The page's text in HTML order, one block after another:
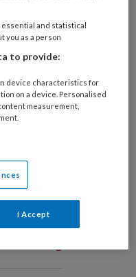
lezen?
aan en lees 2
maand
essential and statistical
you as a person
to provide:
device characteristics for
on a device. Personalised
measurement,
I Accept